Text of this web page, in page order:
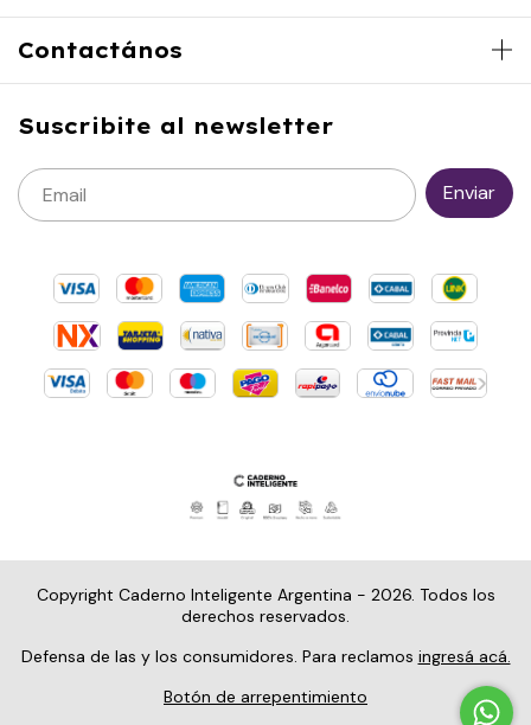
Contactános
Suscribite al newsletter
Copyright Caderno Inteligente Argentina - 2026. Todos los
derechos reservados.
Defensa de las y los consumidores. Para reclamos ingresá acá.
Botón de arrepentimiento